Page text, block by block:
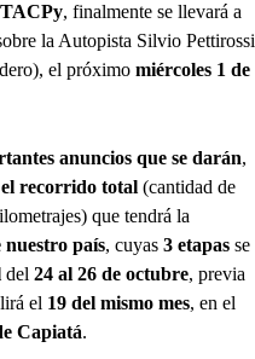
TACPy, finalmente se llevará a
la Autopista Silvio Pettirossi
el próximo miércoles 1 de
anuncios que se darán,
recorrido total (cantidad de
que tendrá la
nuestro país, cuyas 3 etapas se
del 24 al 26 de octubre, previa
el 19 del mismo mes, en el
Capiatá.